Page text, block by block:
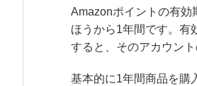
Amazonポイントの有効
ほうから1年間です。有
すると、そのアカウン
基本的に1年間商品を購